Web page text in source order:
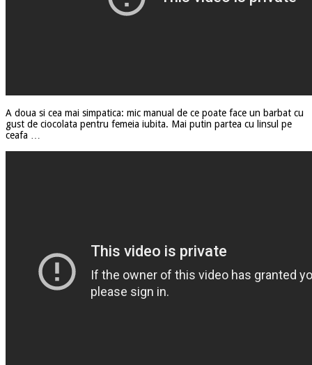
A doua si cea mai simpatica: mic manual de ce poate face un barbat cu
gust de ciocolata pentru femeia iubita. Mai putin partea cu linsul pe
ceafa …